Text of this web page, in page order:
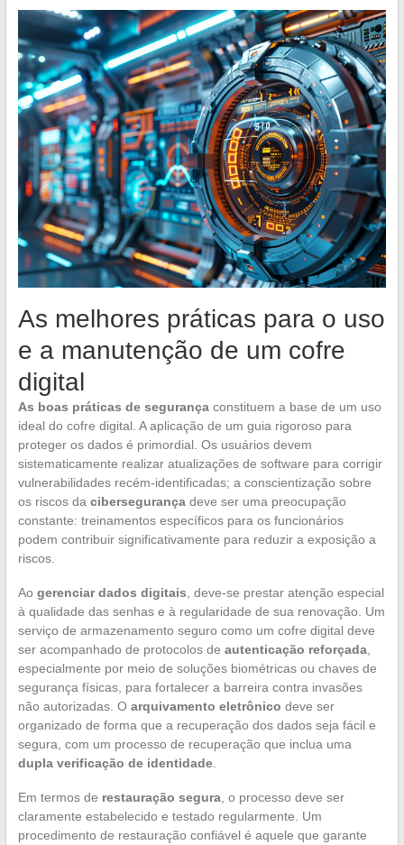
As melhores práticas para o uso
e a manutenção de um cofre
digital
As boas práticas de segurançaconstituem a base de um uso
ideal do cofre digital. A aplicação de um guia rigoroso para
proteger os dados é primordial. Os usuários devem
sistematicamente realizar atualizações de software para corrigir
vulnerabilidades recém-identificadas; a conscientização sobre
os riscos da cibersegurançadeve ser uma preocupação
constante: treinamentos específicos para os funcionários
podem contribuir significativamente para reduzir a exposição a
riscos.
Ao gerenciar dados digitais , deve-se prestar atenção especial
à qualidade das senhas e à regularidade de sua renovação. Um
serviço de armazenamento seguro como um cofre digital deve
ser acompanhado de protocolos de autenticação reforçada,
especialmente por meio de soluções biométricas ou chaves de
segurança físicas, para fortalecer a barreira contra invasões
não autorizadas. O arquivamento eletrônico deve ser
organizado de forma que a recuperação dos dados seja fácil e
segura, com um processo de recuperação que inclua uma
dupla verificação de identidade.
Em termos de restauração segura, o processo deve ser
claramente estabelecido e testado regularmente. Um
procedimento de restauração confiável é aquele que garante